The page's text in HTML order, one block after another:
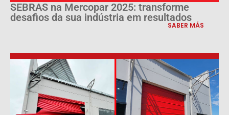
SEBRAS na Mercopar 2025: transforme
desafios da sua indústria em resultados
SABER MÁS